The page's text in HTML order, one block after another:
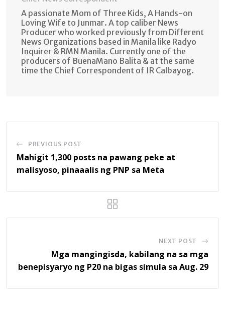
A passionate Mom of Three Kids, A Hands-on
Loving Wife to Junmar. A top caliber News
Producer who worked previously from Different
News Organizations based in Manila like Radyo
Inquirer & RMN Manila. Currently one of the
producers of BuenaMano Balita & at the same
time the Chief Correspondent of IR Calbayog.
PREVIOUS POST
Mahigit 1,300 posts na pawang peke at
malisyoso, pinaaalis ng PNP sa Meta
NEXT POST
Mga mangingisda, kabilang na sa mga
benepisyaryo ng P20 na bigas simula sa Aug. 29